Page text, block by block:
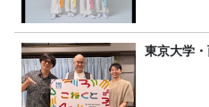
東京大学